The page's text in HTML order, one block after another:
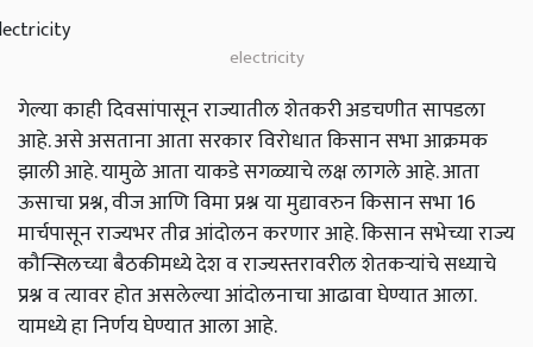
electricity
गेल्या काही दिवसांपासून राज्यातील शेतकरी अडचणीत सापडला
आहे. असे असताना आता सरकार विरोधात किसान सभा आक्रमक
झाली आहे. यामुळे आता याकडे सगळ्याचे लक्ष लागले आहे. आता
ऊसाचा प्रश्न, वीज आणि विमा प्रश्न या मुद्यावरुन किसान सभा 16
मार्चपासून राज्यभर तीव्र आंदोलन करणार आहे. किसान सभेच्या राज्य
कौन्सिलच्या बैठकीमध्ये देश व राज्यस्तरावरील शेतकऱ्यांचे सध्याचे
प्रश्न व त्यावर होत असलेल्या आंदोलनाचा आढावा घेण्यात आला.
यामध्ये हा निर्णय घेण्यात आला आहे.